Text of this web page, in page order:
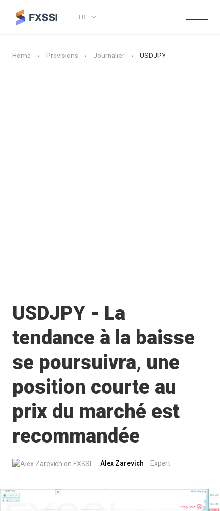
FR
Home Prévisions Journalier USDJPY
USDJPY - La
tendance à la baisse
se poursuivra, une
position courte au
prix du marché est
recommandée
Alex Zarevich Expert